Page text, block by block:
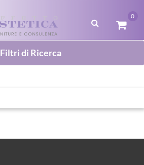
0
Filtri di Ricerca